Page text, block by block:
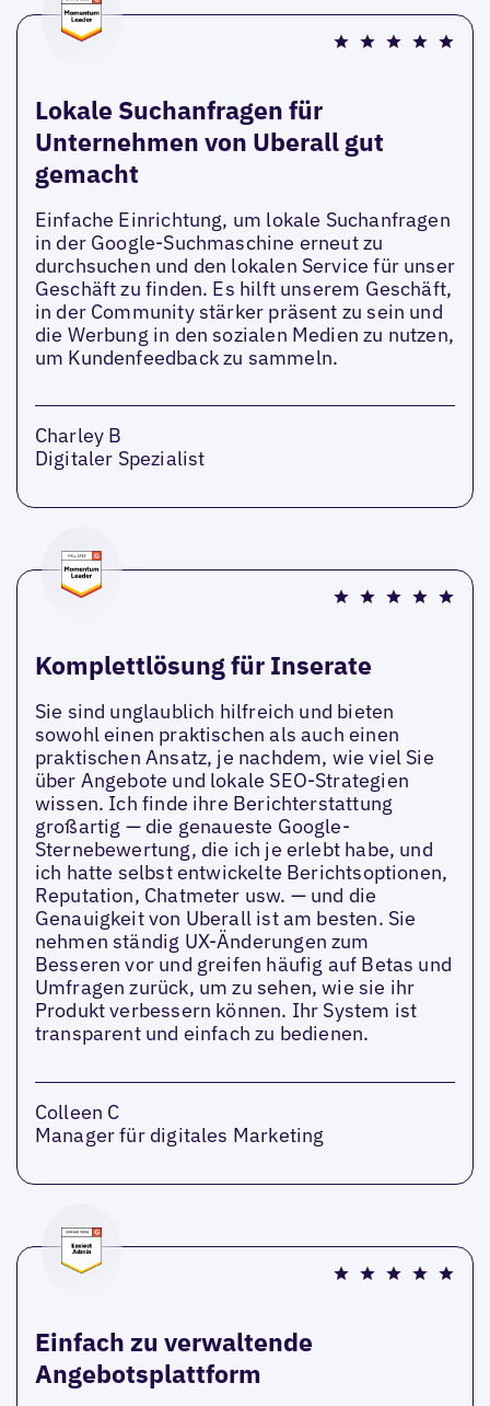
Lokale Suchanfragen für
Unternehmen von Uberall gut
gemacht
Einfache Einrichtung, um lokale Suchanfragen
in der Google-Suchmaschine erneut zu
durchsuchen und den lokalen Service für unser
Geschäft zu finden. Es hilft unserem Geschäft,
in der Community stärker präsent zu sein und
die Werbung in den sozialen Medien zu nutzen,
um Kundenfeedback zu sammeln.
Charley B
Digitaler Spezialist
Komplettlösung für Inserate
Sie sind unglaublich hilfreich und bieten
sowohl einen praktischen als auch einen
praktischen Ansatz, je nachdem, wie viel Sie
über Angebote und lokale SEO-Strategien
wissen. Ich finde ihre Berichterstattung
großartig — die genaueste Google-
Sternebewertung, die ich je erlebt habe, und
ich hatte selbst entwickelte Berichtsoptionen,
Reputation, Chatmeter usw. — und die
Genauigkeit von Uberall ist am besten. Sie
nehmen ständig UX-Änderungen zum
Besseren vor und greifen häufig auf Betas und
Umfragen zurück, um zu sehen, wie sie ihr
Produkt verbessern können. Ihr System ist
transparent und einfach zu bedienen.
Colleen C
Manager für digitales Marketing
Einfach zu verwaltende
Angebotsplattform